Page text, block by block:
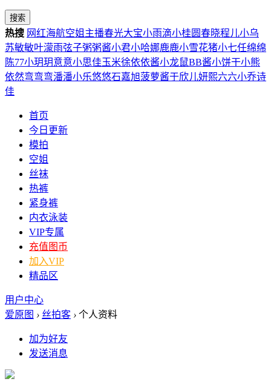
搜索
热搜 网红海航空姐 主播春光大宝小雨滴小桂圆春晓程儿小乌
苏敏敏叶濛雨弦子粥粥酱小君小哈娜鹿鹿小雪花猪小七任绵绵
陈77小玥玥意意小思佳玉米徐依依酱小龙鼠BB酱小饼干小熊
依然弯弯弯潘潘小乐悠悠石嘉旭菠萝酱于欣儿妍熙六六小乔诗
佳
首页
今日更新
模拍
空姐
丝袜
热裤
紧身裤
内衣泳装
VIP专属
充值图币
加入VIP
精品区
用户中心
爱原图 › 丝拍客 › 个人资料
加为好友
发送消息